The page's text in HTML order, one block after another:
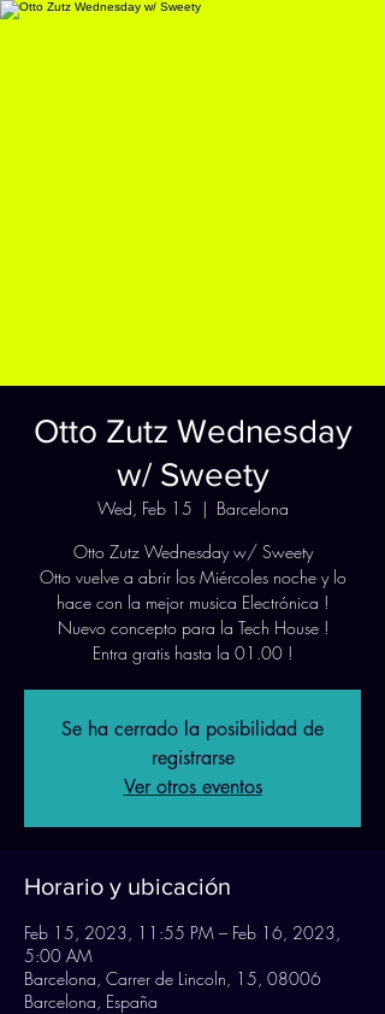
Otto Zutz Wednesday
w/ Sweety
Wed, Feb 15
  |
Barcelona
Otto Zutz Wednesday w/ Sweety
Otto vuelve a abrir los Miércoles noche y lo
hace con la mejor musica Electrónica !
Nuevo concepto para la Tech House !
Entra gratis hasta la 01.00 !
Se ha cerrado la posibilidad de
registrarse
Ver otros eventos
Horario y ubicación
Feb 15, 2023, 11:55 PM – Feb 16, 2023,
5:00 AM
Barcelona, Carrer de Lincoln, 15, 08006
Barcelona, España